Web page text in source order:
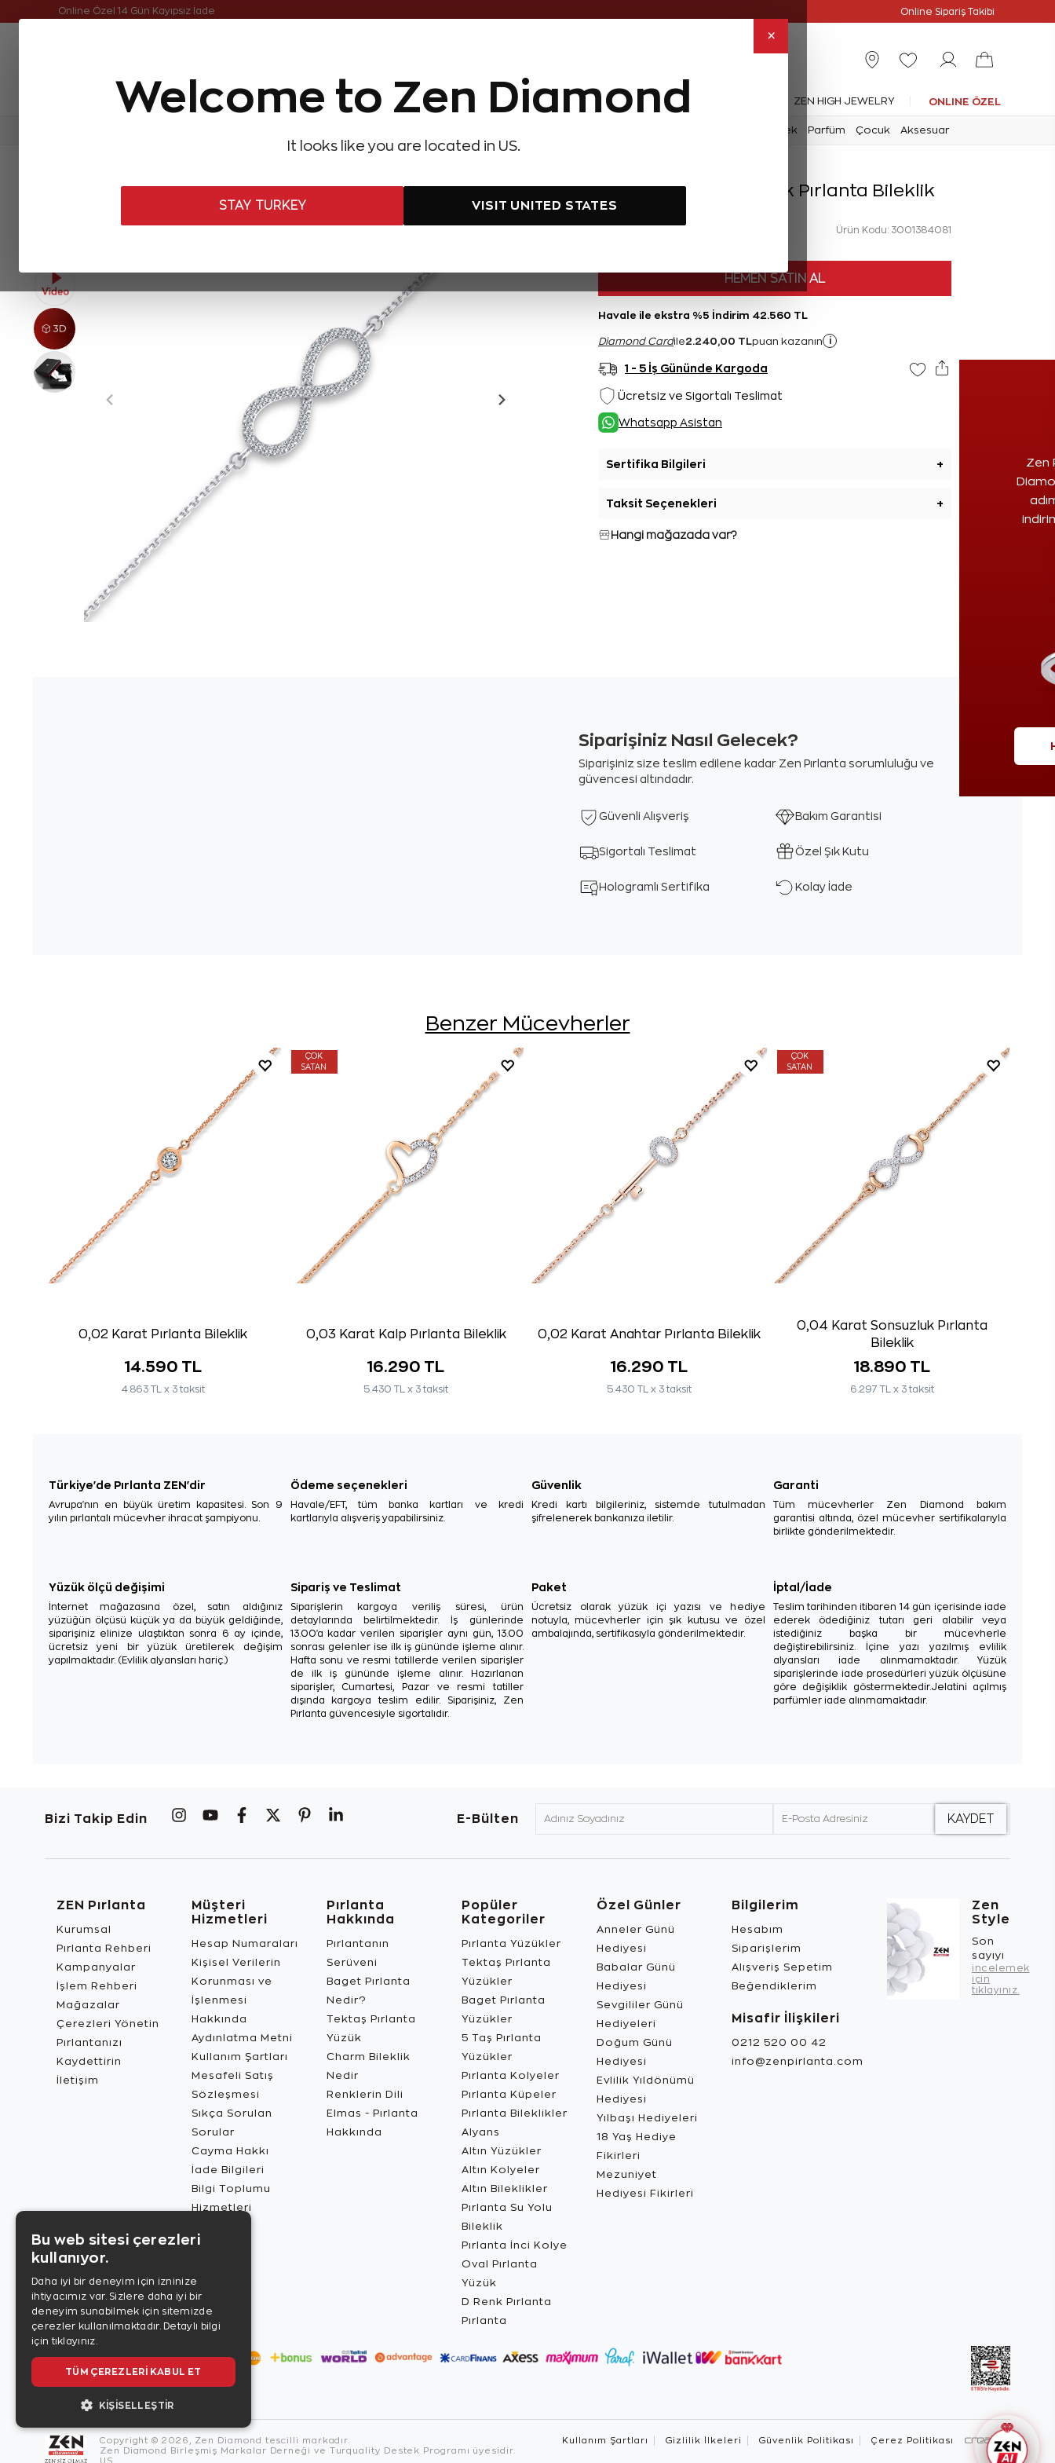
×
Welcome to Zen Diamond
It looks like you are located in US.
STAY TURKEY VISIT UNITED STATES
Online Özel Ücretsiz ve Sigortalı Teslimat Online Sipariş Takibi
Aynı Gün Kargo Çok Satanlar Hediye Önerileri Evlilik Teklifi Setler Özel Koleksiyonlar ZEN HIGH JEWELRY ONLINE ÖZEL
Erkek Parfüm Çocuk Aksesuar
0,19 Karat Sonsuzluk Pırlanta Bileklik
Ürün Kodu: 3001384081
HEMEN SATIN AL
Havale ile ekstra %5 İndirim 42.560 TL
Diamond Cardile2.240,00 TL puan kazanın i
Zen
1 - 5 İş Gününde Kargoda
Ücretsiz ve Sigortalı Teslimat
Whatsapp Asistan
Sertifika Bilgileri +
Taksit Seçenekleri +
Hangi mağazada var?
Siparişiniz Nasıl Gelecek?
Siparişiniz size teslim edilene kadar Zen Pırlanta sorumluluğu ve
güvencesi altındadır.
Güvenli Alışveriş Bakım Garantisi
Sigortalı Teslimat Özel Şık Kutu
Hologramlı Sertifika Kolay İade
Benzer Mücevherler
0,02 Karat Pırlanta Bileklik
14.590 TL
4.863 TL x 3 taksit
ÇOK
SATAN
0,03 Karat Kalp Pırlanta Bileklik
16.290 TL
5.430 TL x 3 taksit
0,02 Karat Anahtar Pırlanta Bileklik
16.290 TL
5.430 TL x 3 taksit
ÇOK
SATAN
0,04 Karat Sonsuzluk Pırlanta
Bileklik
18.890 TL
6.297 TL x 3 taksit
Türkiye'de Pırlanta ZEN'dir
Avrupa'nın en büyük üretim kapasitesi. Son 9
yılın pırlantalı mücevher ihracat şampiyonu.
Ödeme seçenekleri
Havale/EFT, tüm banka kartları ve kredi
kartlarıyla alışveriş yapabilirsiniz.
Güvenlik
Kredi kartı bilgileriniz, sistemde tutulmadan
şifrelenerek bankanıza iletilir.
Garanti
Tüm mücevherler Zen Diamond bakım
garantisi altında, özel mücevher sertifikalarıyla
birlikte gönderilmektedir.
Yüzük ölçü değişimi
İnternet mağazasına özel, satın aldığınız
yüzüğün ölçüsü küçük ya da büyük geldiğinde,
siparişiniz elinize ulaştıktan sonra 6 ay içinde,
ücretsiz yeni bir yüzük üretilerek değişim
yapılmaktadır. (Evlilik alyansları hariç.)
Sipariş ve Teslimat
Siparişlerin kargoya veriliş süresi, ürün
detaylarında belirtilmektedir. İş günlerinde
13.00'a kadar verilen siparişler aynı gün, 13.00
sonrası gelenler ise ilk iş gününde işleme alınır.
Hafta sonu ve resmi tatillerde verilen siparişler
de ilk iş gününde işleme alınır. Hazırlanan
siparişler, Cumartesi, Pazar ve resmi tatiller
dışında kargoya teslim edilir. Siparişiniz, Zen
Pırlanta güvencesiyle sigortalıdır.
Paket
Ücretsiz olarak yüzük içi yazısı ve hediye
notuyla, mücevherler için şık kutusu ve özel
ambalajında, sertifikasıyla gönderilmektedir.
İptal/İade
Teslim tarihinden itibaren 14 gün içerisinde iade
ederek ödediğiniz tutarı geri alabilir veya
istediğiniz başka bir mücevherle
değiştirebilirsiniz. İçine yazı yazılmış evlilik
alyansları iade alınmamaktadır. Yüzük
siparişlerinde iade prosedürleri yüzük ölçüsüne
göre değişiklik göstermektedir.Jelatini açılmış
parfümler iade alınmamaktadır.
Bizi Takip Edin E-Bülten
ZEN Pırlanta
Kurumsal
Pırlanta Rehberi
Kampanyalar
İşlem Rehberi
Mağazalar
Çerezleri Yönetin
Pırlantanızı
Kaydettirin
İletişim
Müşteri
Hizmetleri
Hesap Numaraları
Kişisel Verilerin
Korunması ve
İşlenmesi
Hakkında
Aydınlatma Metni
Kullanım Şartları
Mesafeli Satış
Sözleşmesi
Sıkça Sorulan
Sorular
Cayma Hakkı
İade Bilgileri
Bilgi Toplumu
Hizmetleri
Pırlanta
Hakkında
Pırlantanın
Serüveni
Baget Pırlanta
Nedir?
Tektaş Pırlanta
Yüzük
Charm Bileklik
Nedir
Renklerin Dili
Elmas - Pırlanta
Hakkında
Popüler
Kategoriler
Pırlanta Yüzükler
Tektaş Pırlanta
Yüzükler
Baget Pırlanta
Yüzükler
5 Taş Pırlanta
Yüzükler
Pırlanta Kolyeler
Pırlanta Küpeler
Pırlanta Bileklikler
Alyans
Altın Yüzükler
Altın Kolyeler
Altın Bileklikler
Pırlanta Su Yolu
Bileklik
Pırlanta İnci Kolye
Oval Pırlanta
Yüzük
D Renk Pırlanta
Pırlanta
Özel Günler
Anneler Günü
Hediyesi
Babalar Günü
Hediyesi
Sevgililer Günü
Hediyeleri
Doğum Günü
Hediyesi
Evlilik Yıldönümü
Hediyesi
Yılbaşı Hediyeleri
18 Yaş Hediye
Fikirleri
Mezuniyet
Hediyesi Fikirleri
Bilgilerim
Hesabım
Siparişlerim
Alışveriş Sepetim
Beğendiklerim
Misafir İlişkileri
0212 520 00 42
info@zenpirlanta.com
Zen
Style
Son
sayıyı
incelemek
için
tıklayınız.
Copyright © 2026, Zen Diamond tescilli markadır.
Zen Diamond Birleşmiş Markalar Derneği ve Turquality Destek Programı üyesidir.
US
Kullanım Şartları Gizlilik İlkeleri Güvenlik Politikası Çerez Politikası
Bu web sitesi çerezleri
kullanıyor.
Daha iyi bir deneyim için izninize
ihtiyacımız var. Sizlere daha iyi bir
deneyim sunabilmek için sitemizde
çerezler kullanılmaktadır. Detaylı bilgi
için tıklayınız.
TÜM ÇEREZLERI KABUL ET
KIŞISELLEŞTIR